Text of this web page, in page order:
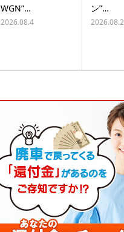
WGN”…
2026.08.4
ン”…
2026.08.2